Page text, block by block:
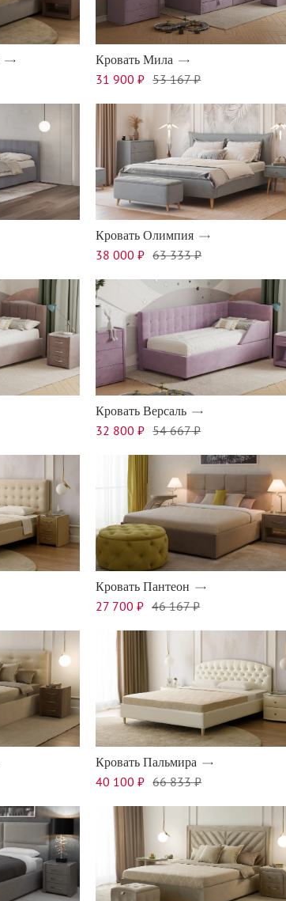
Кровать Мила
31 900 ₽ 53 167 ₽
Кровать Олимпия
38 000 ₽ 63 333 ₽
Кровать Версаль
32 800 ₽ 54 667 ₽
Кровать Пантеон
27 700 ₽ 46 167 ₽
Кровать Пальмира
40 100 ₽ 66 833 ₽